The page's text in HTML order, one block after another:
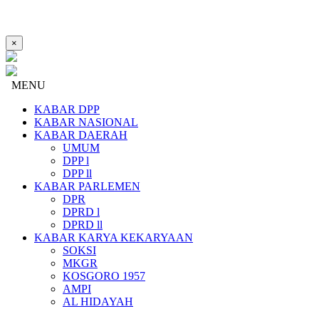
×
MENU
KABAR DPP
KABAR NASIONAL
KABAR DAERAH
UMUM
DPP l
DPP ll
KABAR PARLEMEN
DPR
DPRD l
DPRD ll
KABAR KARYA KEKARYAAN
SOKSI
MKGR
KOSGORO 1957
AMPI
AL HIDAYAH